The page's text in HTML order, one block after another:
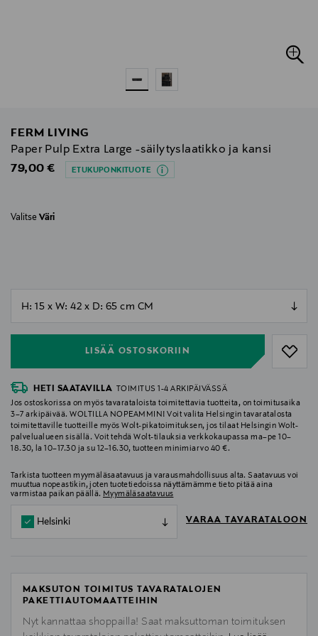
FERM LIVING
Paper Pulp Extra Large -säilytyslaatikko ja kansi
Original Price
79,00 € ETUKUPONKITUOTE
Valitse Väri
LISÄÄ OSTOSKORIIN
HETI SAATAVILLA
TOIMITUS 1-4 ARKIPÄIVÄSSÄ
Jos ostoskorissa on myös tavarataloista toimitettavia tuotteita, on toimitusaika
3–7 arkipäivää. WOLTILLA NOPEAMMIN! Voit valita Helsingin tavaratalosta
toimitettaville tuotteille myös Wolt-pikatoimituksen, jos tilaat Helsingin Wolt-
palvelualueen sisällä. Voit tehdä Wolt-tilauksia verkkokaupassa ma–pe 10–
18.30, la 10–17.30 ja su 12–16.30, tuotteen minimiarvo 40 €.
Tarkista tuotteen myymäläsaatavuus ja varausmahdollisuus alta. Saatavuus voi
muuttua nopeastikin, joten tuotetiedoissa näyttämämme tieto pitää aina
varmistaa paikan päällä. Myymäläsaatavuus
Helsinki VARAA TAVARATALOON
MAKSUTON TOIMITUS TAVARATALOJEN
PAKETTIAUTOMAATTEIHIN
Nyt kannattaa shoppailla! Saat maksuttoman toimituksen